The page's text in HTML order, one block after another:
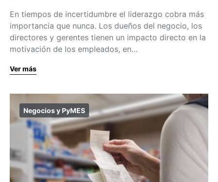
En tiempos de incertidumbre el liderazgo cobra más
importancia que nunca. Los dueños del negocio, los
directores y gerentes tienen un impacto directo en la
motivación de los empleados, en…
Ver más
Negocios y PyMES